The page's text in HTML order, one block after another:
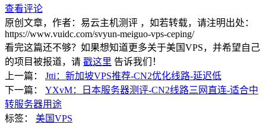
查看评论
原创文章，作者：易云主机测评 ，如若转载，请注明出处：
https://www.vuidc.com/svyun-meiguo-vps-ceping/
看完这篇还不够？如果想知道更多关于美国VPS，并希望自己
的项目被报道，请 戳这里 告诉我们！
上一篇：
Jtti：新加坡VPS推荐-CN2优化线路-延迟低
下一篇：
YXvM：日本服务器测评-CN2线路三网直连-适合中
转服务器用途
标签：
美国VPS